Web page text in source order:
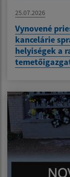
25.07.2026
Vynovené
kancelárie
helyiségek a